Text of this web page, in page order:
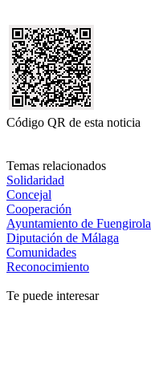
Código QR de esta noticia
Temas relacionados
Solidaridad
Concejal
Cooperación
Ayuntamiento de Fuengirola
Diputación de Málaga
Comunidades
Reconocimiento
Te puede interesar